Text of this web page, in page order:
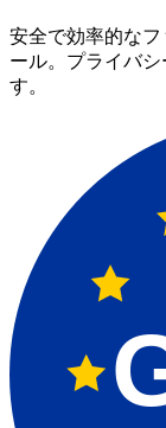
安全で効率的な
ール。プライバ
す。